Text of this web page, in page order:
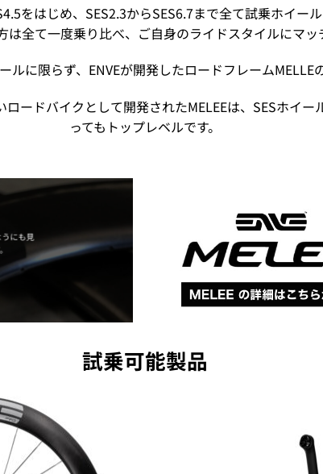
をはじめ、SES2.3からSES6.7まで全て試乗ホイー
は全て一度乗り比べ、ご自身のライドスタイルにマッ
ルに限らず、ENVEが開発したロードフレームMELLE
ードバイクとして開発されたMELEEは、SESホイ
ってもトップレベルです。
にも見
試乗可能製品